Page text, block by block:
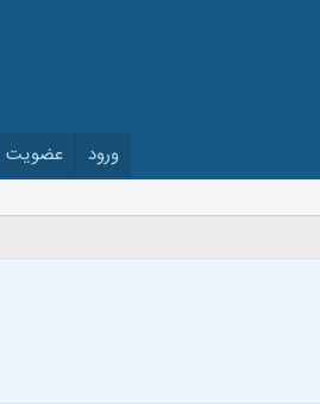
ورود عضویت